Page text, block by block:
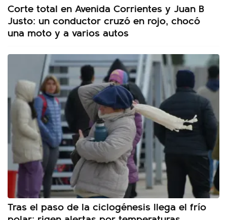
Corte total en Avenida Corrientes y Juan B
Justo: un conductor cruzó en rojo, chocó
una moto y a varios autos
Tras el paso de la ciclogénesis llega el frío